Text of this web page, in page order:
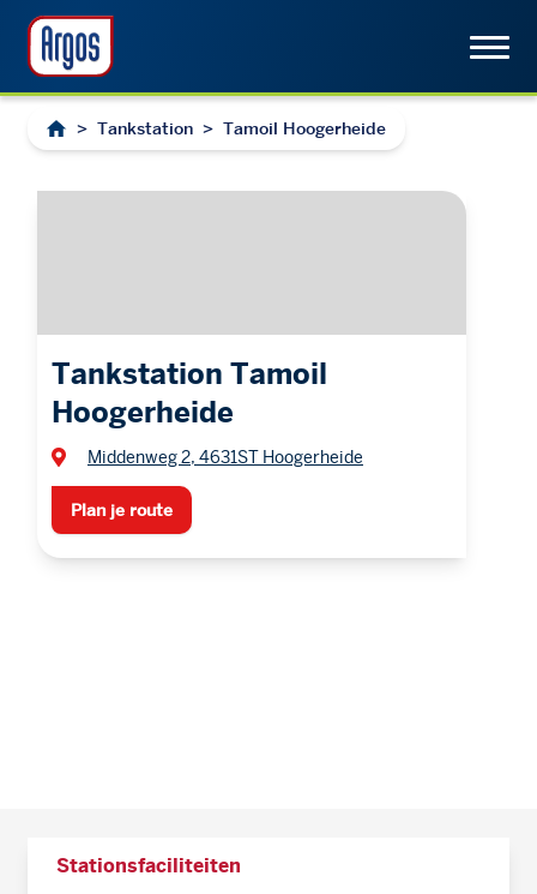
> Tankstation > Tamoil Hoogerheide
Tankstation Tamoil
Hoogerheide
Middenweg 2, 4631ST Hoogerheide
Plan je route
Stationsfaciliteiten